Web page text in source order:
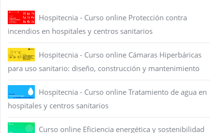
Hospitecnia - Curso online Protección contra
incendios en hospitales y centros sanitarios
Hospitecnia - Curso online Cámaras Hiperbáricas
para uso sanitario: diseño, construcción y mantenimiento
Hospitecnia - Curso online Tratamiento de agua en
hospitales y centros sanitarios
Curso online Eficiencia energética y sostenibilidad